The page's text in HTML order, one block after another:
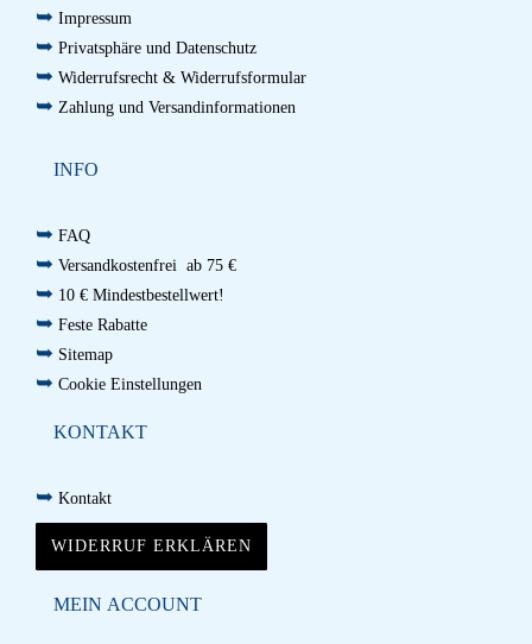
➥ Impressum
➥ Privatsphäre und Datenschutz
➥ Widerrufsrecht & Widerrufsformular
➥ Zahlung und Versandinformationen
INFO
➥ FAQ
➥ Versandkostenfrei ab 75 €
➥ 10 € Mindestbestellwert!
➥ Feste Rabatte
➥ Sitemap
➥ Cookie Einstellungen
KONTAKT
➥ Kontakt
WIDERRUF ERKLÄREN
MEIN ACCOUNT